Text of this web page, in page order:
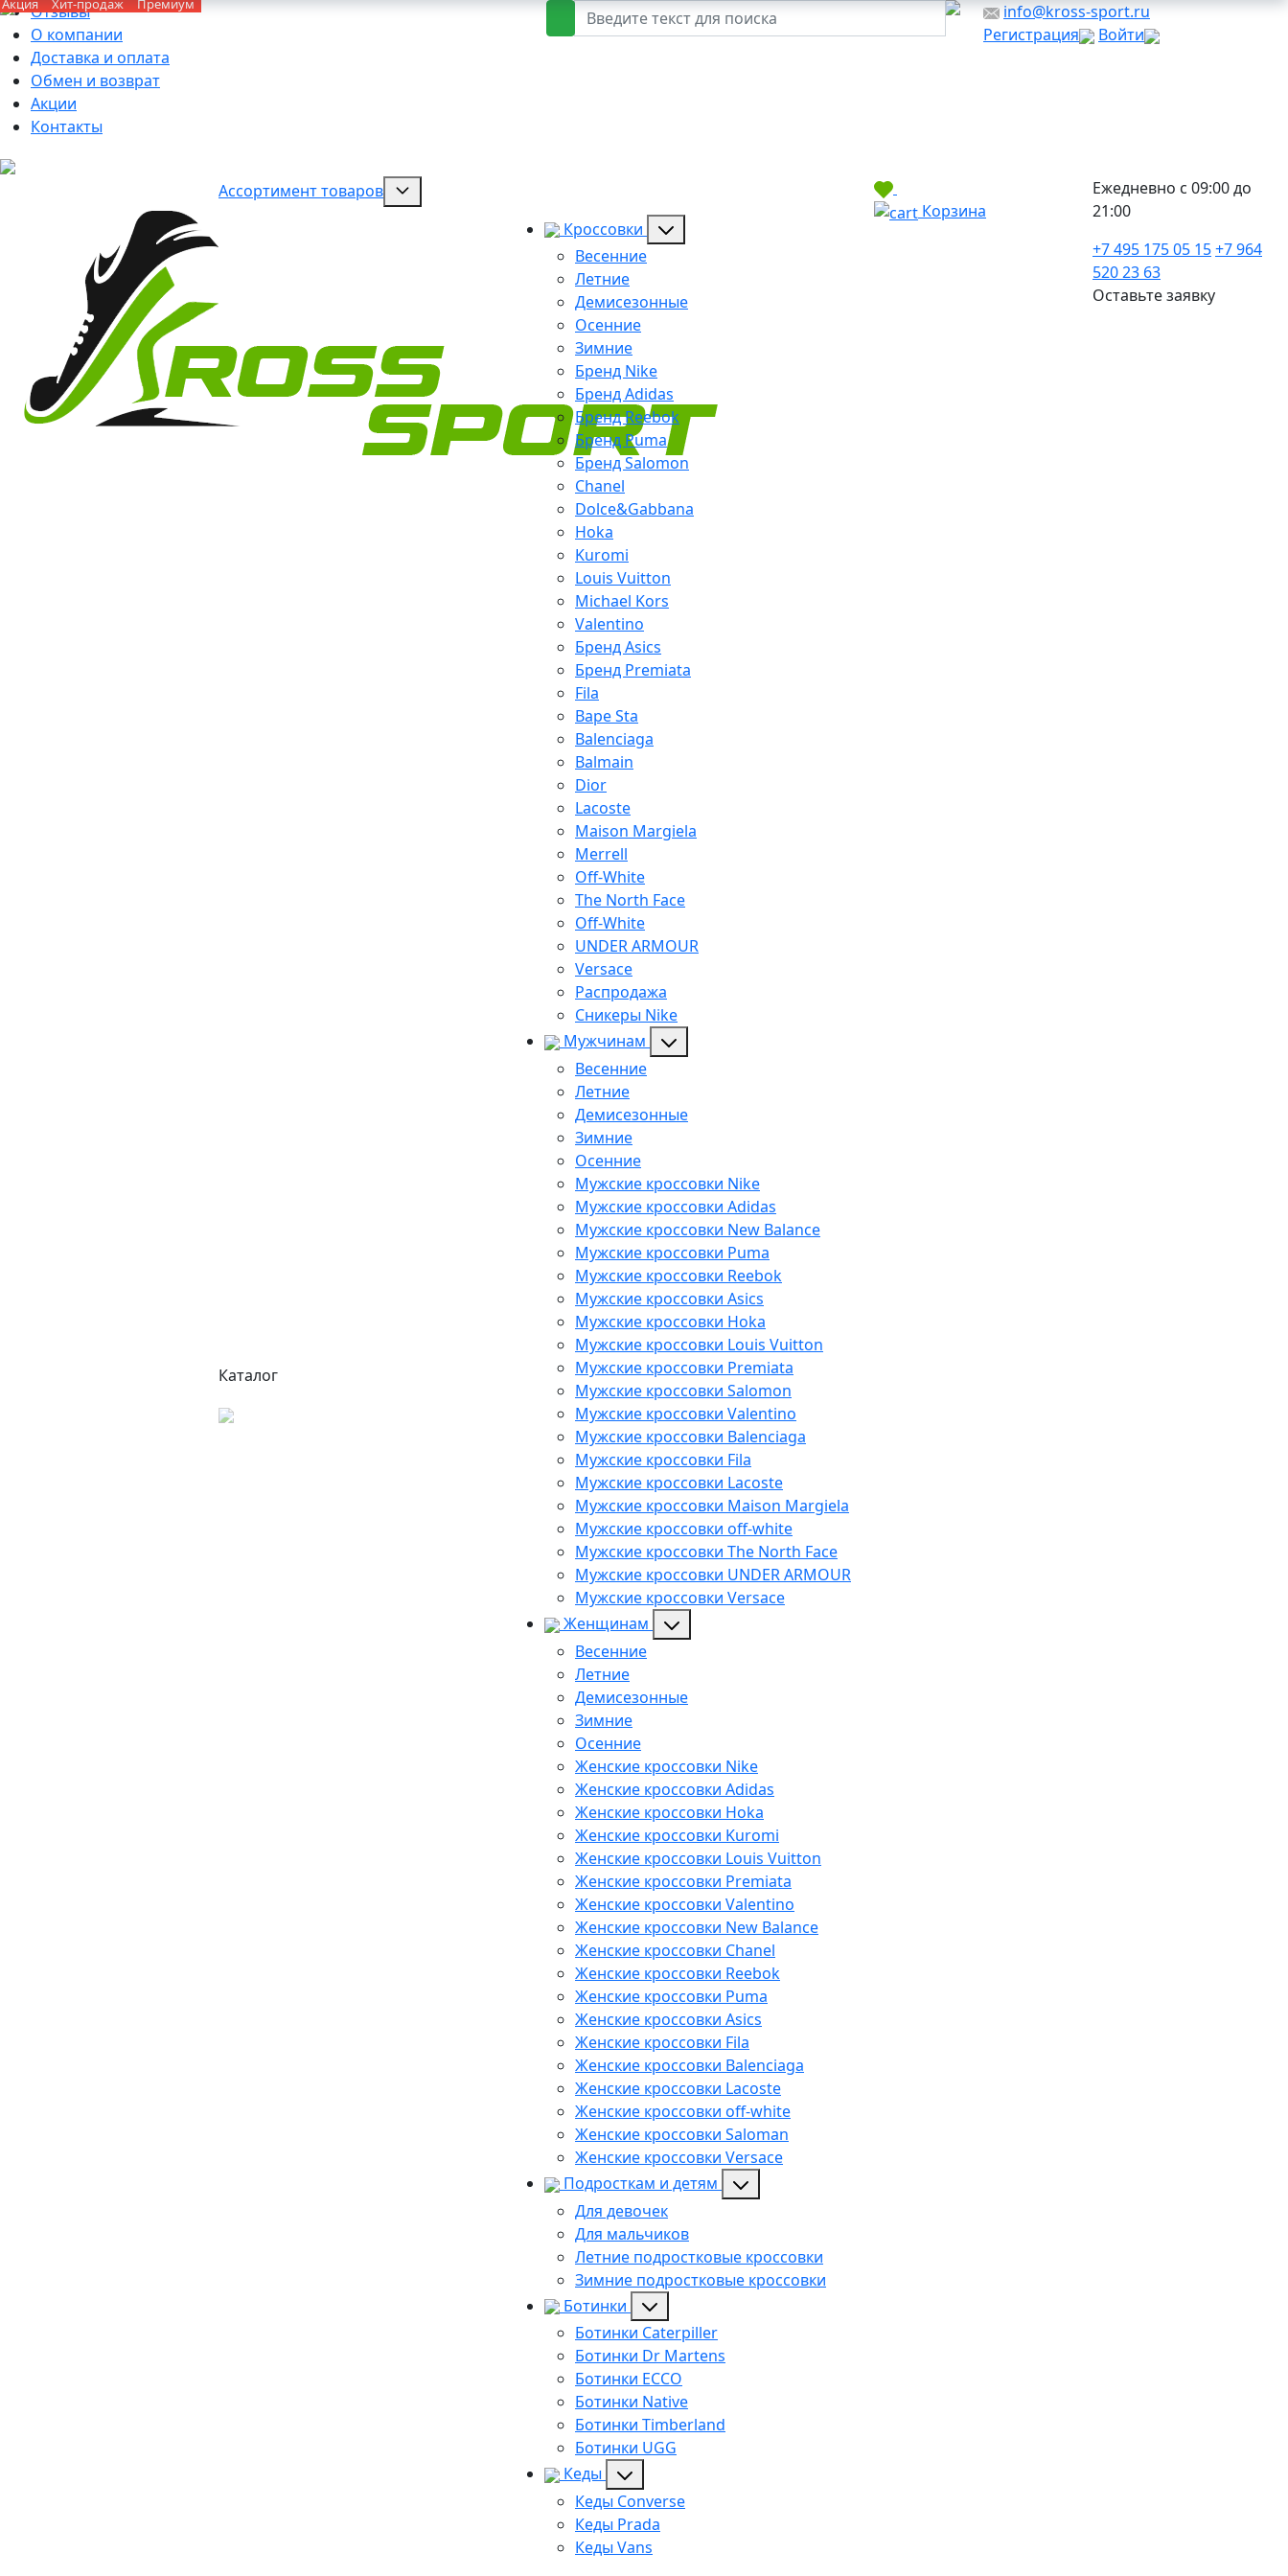
Отзывы
О компании
Доставка и оплата
Обмен и возврат
Акции
Контакты
info@kross-sport.ru
Регистрация
Войти
Ассортимент товаров
Каталог
Кроссовки
Весенние
Летние
Демисезонные
Осенние
Зимние
Бренд Nike
Бренд Adidas
Бренд Reebok
Бренд Puma
Бренд Salomon
Chanel
Dolce&Gabbana
Hoka
Kuromi
Louis Vuitton
Michael Kors
Valentino
Бренд Asics
Бренд Premiata
Fila
Bape Sta
Balenciaga
Balmain
Dior
Lacoste
Maison Margiela
Merrell
Off-White
The North Face
Off-White
UNDER ARMOUR
Versace
Распродажа
Сникеры Nike
Мужчинам
Весенние
Летние
Демисезонные
Зимние
Осенние
Мужские кроссовки Nike
Мужские кроссовки Adidas
Мужские кроссовки New Balance
Мужские кроссовки Puma
Мужские кроссовки Reebok
Мужские кроссовки Asics
Мужские кроссовки Hoka
Мужские кроссовки Louis Vuitton
Мужские кроссовки Premiata
Мужские кроссовки Salomon
Мужские кроссовки Valentino
Мужские кроссовки Balenciaga
Мужские кроссовки Fila
Мужские кроссовки Lacoste
Мужские кроссовки Maison Margiela
Мужские кроссовки off-white
Мужские кроссовки The North Face
Мужские кроссовки UNDER ARMOUR
Мужские кроссовки Versace
Женщинам
Весенние
Летние
Демисезонные
Зимние
Осенние
Женские кроссовки Nike
Женские кроссовки Adidas
Женские кроссовки Hoka
Женские кроссовки Kuromi
Женские кроссовки Louis Vuitton
Женские кроссовки Premiata
Женские кроссовки Valentino
Женские кроссовки New Balance
Женские кроссовки Chanel
Женские кроссовки Reebok
Женские кроссовки Puma
Женские кроссовки Asics
Женские кроссовки Fila
Женские кроссовки Balenciaga
Женские кроссовки Lacoste
Женские кроссовки off-white
Женские кроссовки Saloman
Женские кроссовки Versace
Подросткам и детям
Для девочек
Для мальчиков
Летние подростковые кроссовки
Зимние подростковые кроссовки
Ботинки
Ботинки Caterpiller
Ботинки Dr Martens
Ботинки ECCO
Ботинки Native
Ботинки Timberland
Ботинки UGG
Кеды
Кеды Converse
Кеды Prada
Кеды Vans
Корзина
Ежедневно с 09:00 до
21:00
+7 495 175 05 15+7 964
520 23 63
Оставьте заявку
Акция Хит-продаж Премиум